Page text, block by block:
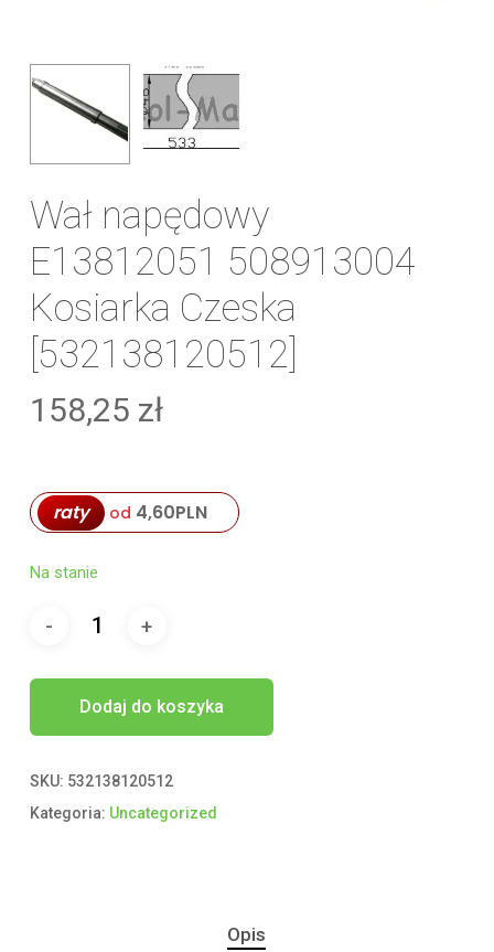
Wał napędowy
E13812051 508913004
Kosiarka Czeska
[532138120512]
158,25 zł
raty od 4,60PLN
Na stanie
Dodaj do koszyka
SKU: 532138120512
Kategoria: Uncategorized
Opis